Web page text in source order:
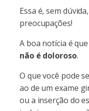
Essa é, sem
preocupações!
A boa notícia é
não é doloroso.
O que você pode
ao de um exame
ou a inserção do